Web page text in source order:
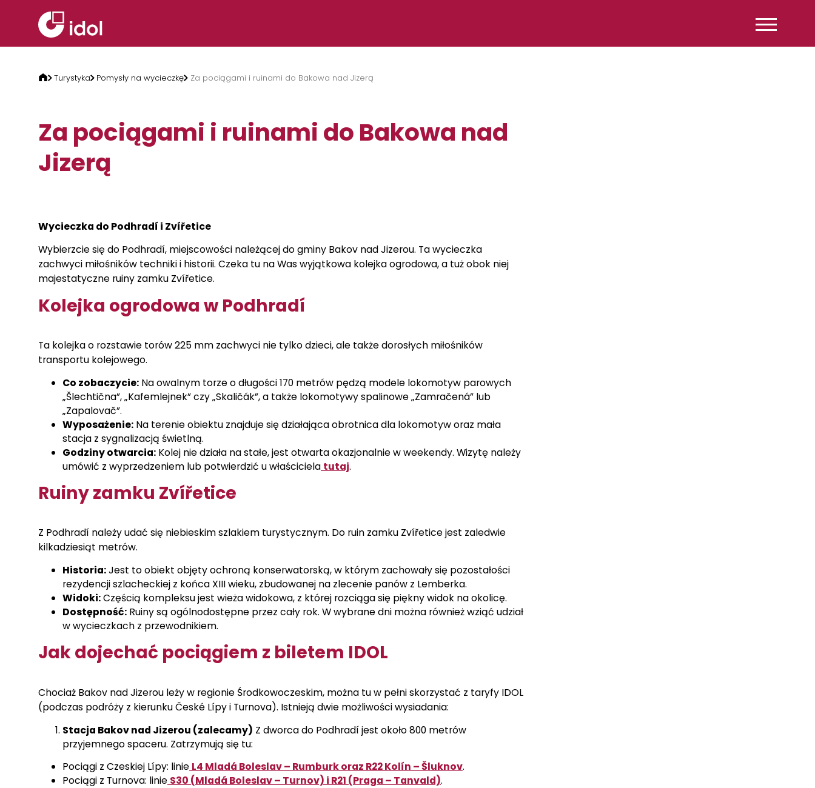
Turystyka Pomysły na wycieczkę Za pociągami i ruinami do Bakowa nad Jizerą
Za pociągami i ruinami do Bakowa nad
Jizerą
Wycieczka do Podhradí i Zvířetice
Wybierzcie się do Podhradí, miejscowości należącej do gminy Bakov nad Jizerou. Ta wycieczka
zachwyci miłośników techniki i historii. Czeka tu na Was wyjątkowa kolejka ogrodowa, a tuż obok niej
majestatyczne ruiny zamku Zvířetice.
Kolejka ogrodowa w Podhradí
Ta kolejka o rozstawie torów 225 mm zachwyci nie tylko dzieci, ale także dorosłych miłośników
transportu kolejowego.
Co zobaczycie: Na owalnym torze o długości 170 metrów pędzą modele lokomotyw parowych
„Šlechtična”, „Kafemlejnek” czy „Skaličák”, a także lokomotywy spalinowe „Zamračená” lub
„Zapalovač”.
Wyposażenie: Na terenie obiektu znajduje się działająca obrotnica dla lokomotyw oraz mała
stacja z sygnalizacją świetlną.
Godziny otwarcia: Kolej nie działa na stałe, jest otwarta okazjonalnie w weekendy. Wizytę należy
umówić z wyprzedzeniem lub potwierdzić u właściciela tutaj.
Ruiny zamku Zvířetice
Z Podhradí należy udać się niebieskim szlakiem turystycznym. Do ruin zamku Zvířetice jest zaledwie
kilkadziesiąt metrów.
Historia:Jest to obiekt objęty ochroną konserwatorską, w którym zachowały się pozostałości
rezydencji szlacheckiej z końca XIII wieku, zbudowanej na zlecenie panów z Lemberka.
Widoki:Częścią kompleksu jest wieża widokowa, z której rozciąga się piękny widok na okolicę.
Dostępność: Ruiny są ogólnodostępne przez cały rok. W wybrane dni można również wziąć udział
w wycieczkach z przewodnikiem.
Jak dojechać pociągiem z biletem IDOL
Chociaż Bakov nad Jizerou leży w regionie Środkowoczeskim, można tu w pełni skorzystać z taryfy IDOL
(podczas podróży z kierunku České Lípy i Turnova). Istnieją dwie możliwości wysiadania:
Stacja Bakov nad Jizerou (zalecamy) Z dworca do Podhradí jest około 800 metrów
przyjemnego spaceru. Zatrzymują się tu:
Pociągi z Czeskiej Lípy: linie L4 Mladá Boleslav – Rumburk oraz R22 Kolín – Šluknov.
Pociągi z Turnova: linie S30 (Mladá Boleslav – Turnov) i R21 (Praga – Tanvald).